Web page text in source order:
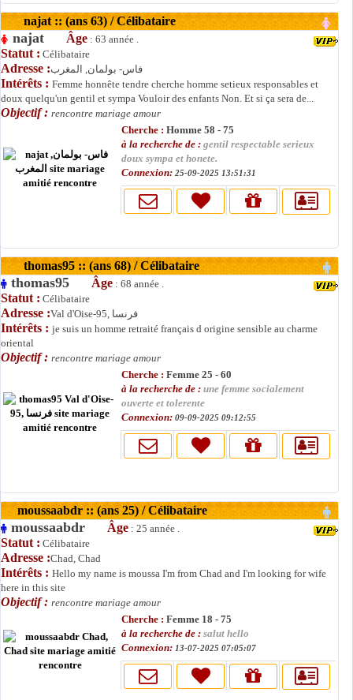
najat :: (ans 63) / Célibataire
najat Âge : 63 année .
Statut : Célibataire
Adresse :فاس- بولمان, المغرب
Intérêts : Femme honnête tendre cherche homme setieux responsables et
doux quelqu'un gentil et sympa Vouloir des enfants Non. Et si ça sera de...
Objectif : rencontre mariage amour
Cherche : Homme 58 - 75
à la recherche de : gentil respectable serieux
doux sympa et honete.
Connexion: 25-09-2025 13:51:31
thomas95 :: (ans 68) / Célibataire
thomas95 Âge : 68 année .
Statut : Célibataire
Adresse : Val d'Oise-95, فرنسا
Intérêts : je suis un homme retraité français d origine sensible au charme
oriental
Objectif : rencontre mariage amour
Cherche : Femme 25 - 60
à la recherche de : une femme socialement
ouverte et tolerente
Connexion: 09-09-2025 09:12:55
moussaabdr :: (ans 25) / Célibataire
moussaabdr Âge : 25 année .
Statut : Célibataire
Adresse :Chad, Chad
Intérêts : Hello my name is moussa I'm from Chad and I'm looking for wife
here in this site
Objectif : rencontre mariage amour
Cherche : Femme 18 - 75
à la recherche de : salut hello
Connexion: 13-07-2025 07:05:07